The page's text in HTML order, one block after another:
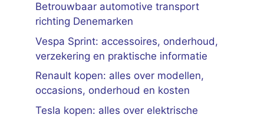
Betrouwbaar automotive transport
richting Denemarken
Vespa Sprint: accessoires, onderhoud,
verzekering en praktische informatie
Renault kopen: alles over modellen,
occasions, onderhoud en kosten
Tesla kopen: alles over elektrische